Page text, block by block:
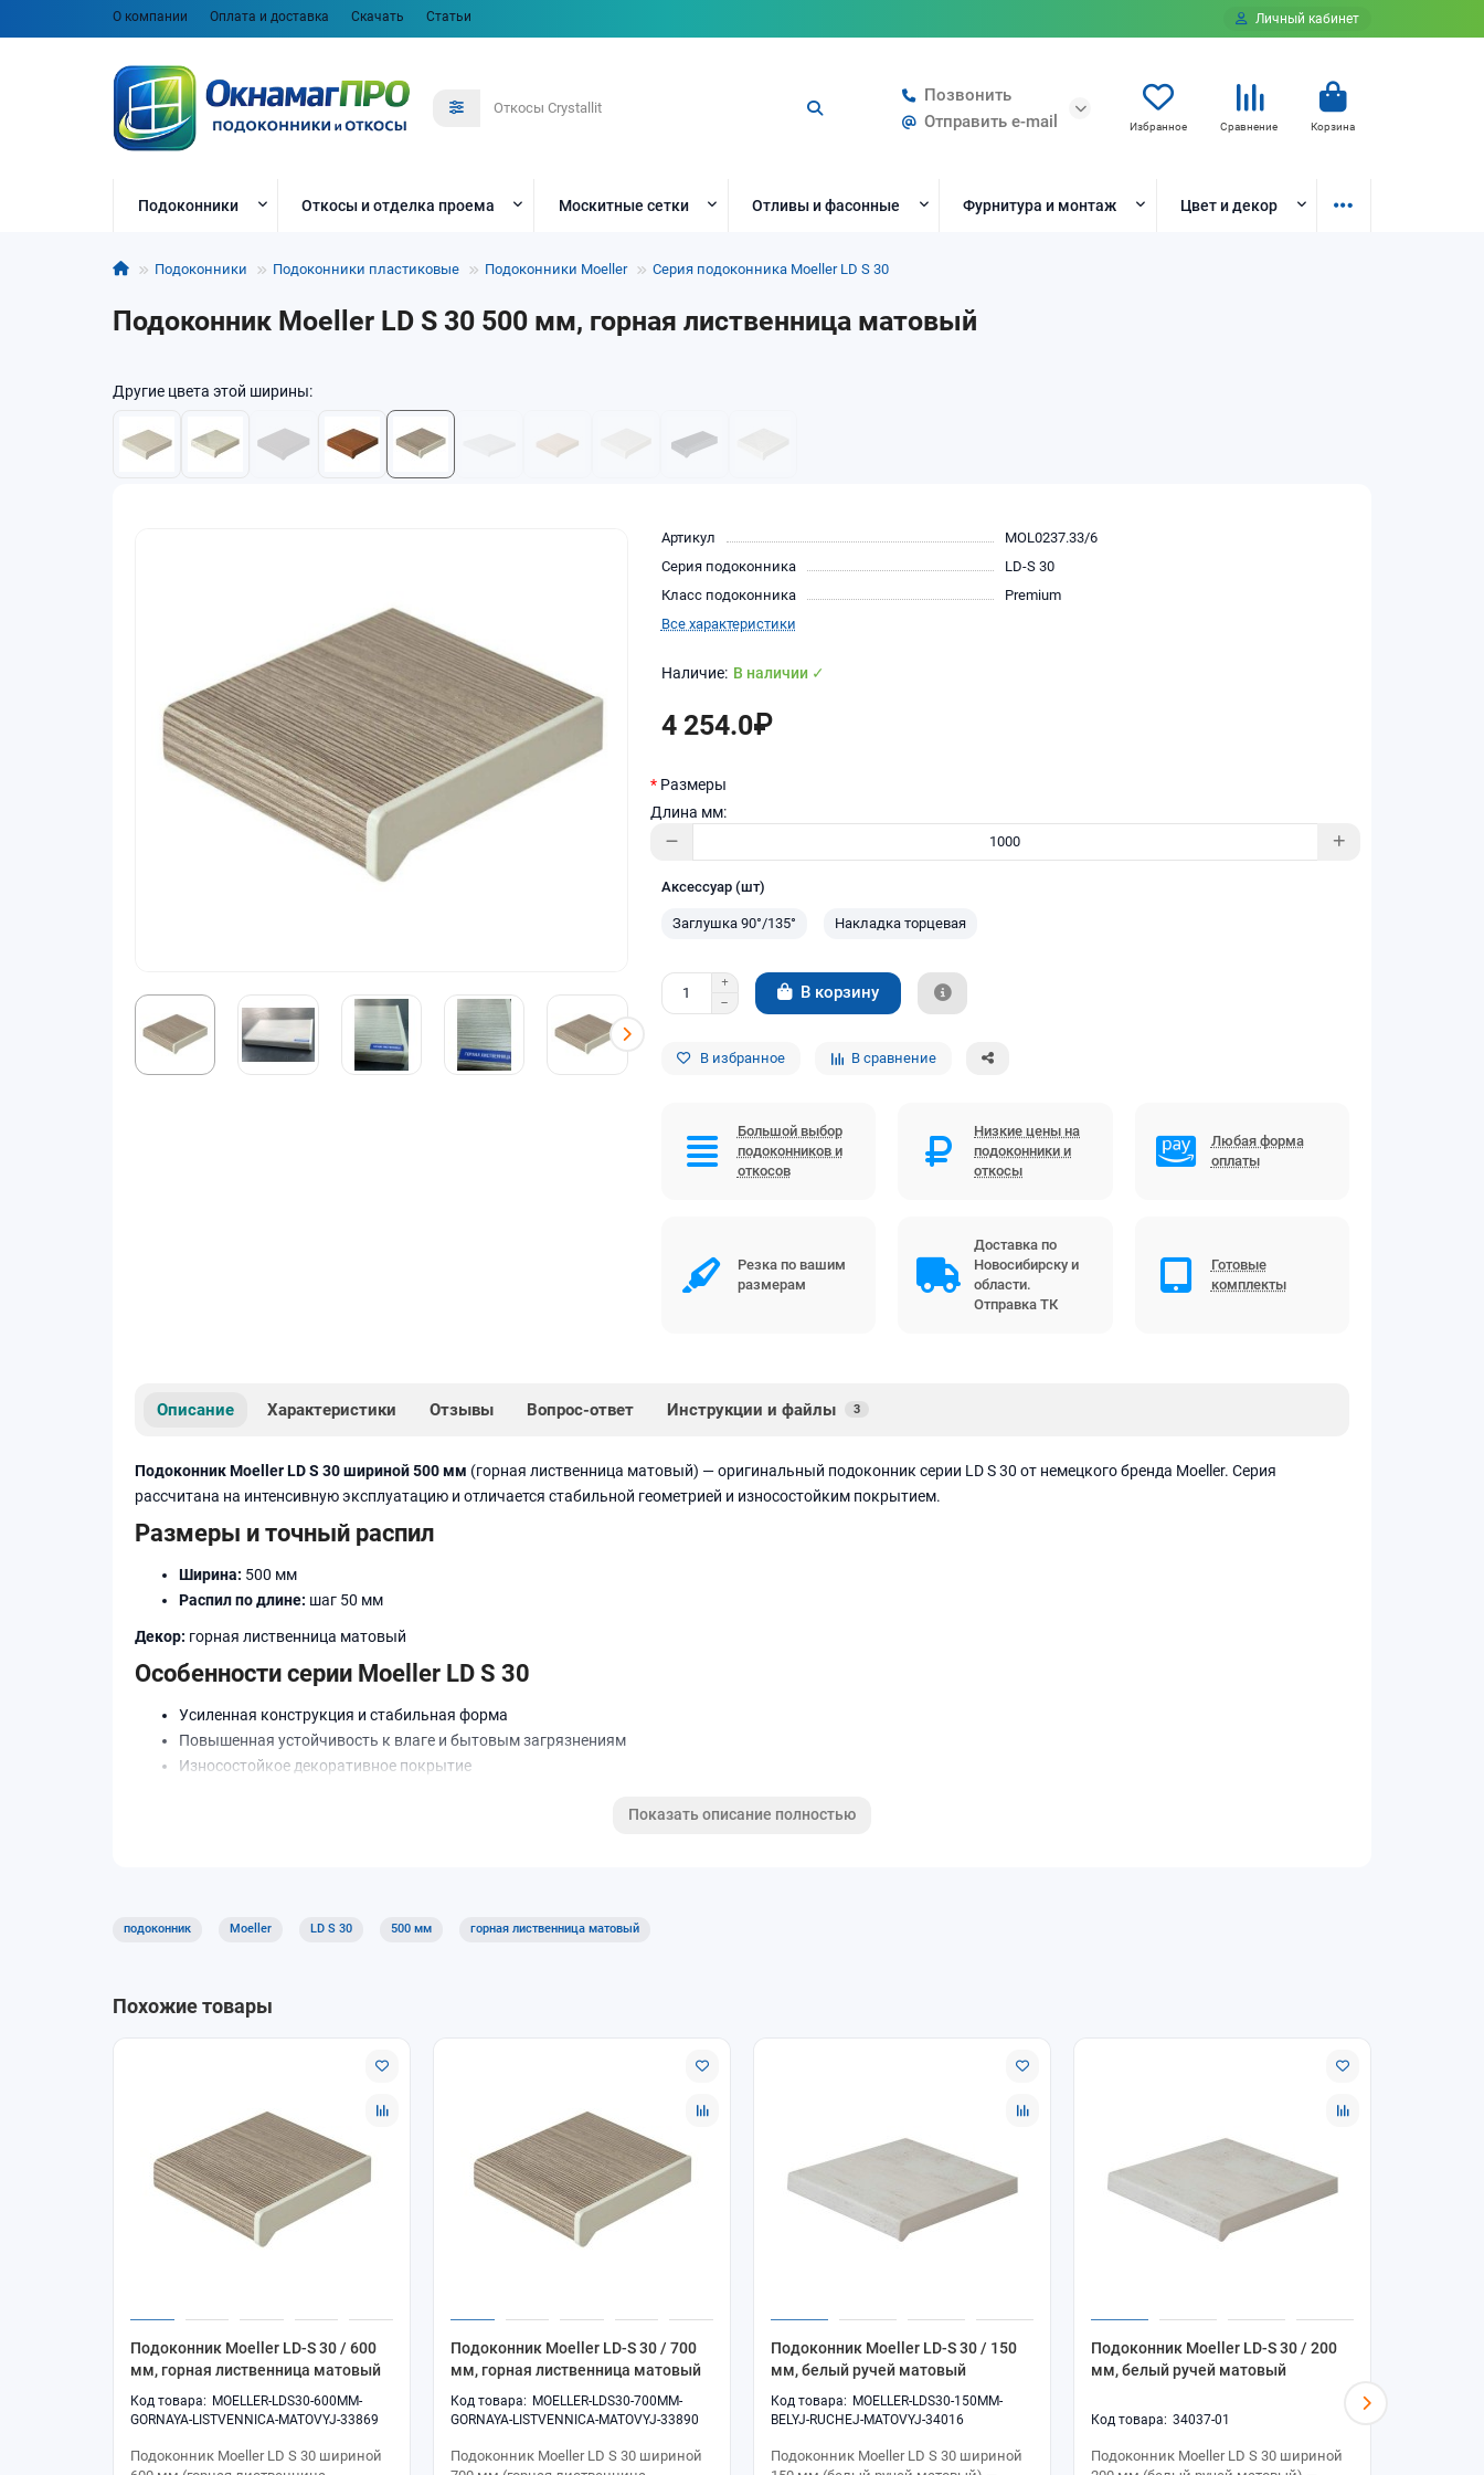
О компании Оплата и доставка Скачать Статьи Личный кабинет
Позвонить
Отправить e-mail
Избранное Сравнение Корзина
Подоконники Откосы и отделка проема Москитные сетки Отливы и фасонные Фурнитура и монтаж Цвет и декор
Подоконники Подоконники пластиковые Подоконники Moeller Серия подоконника Moeller LD S 30
Подоконник Moeller LD S 30 500 мм, горная лиственница матовый
Другие цвета этой ширины:
Артикул
MOL0237.33/6
Серия подоконника
LD-S 30
Класс подоконника
Premium
Все характеристики
В наличии ✓
4 254.0₽
Размеры
Длина мм:
Аксессуар (шт)
Заглушка 90°/135° Накладка торцевая
В корзину
В избранное В сравнение
Большой выбор
подоконников и
откосов
Низкие цены на
подоконники и
откосы
Любая форма
оплаты
Резка по вашим
размерам
Доставка по
Новосибирску и
области.
Отправка ТК
Готовые
комплекты
Описание Характеристики Отзывы Вопрос-ответ Инструкции и файлы 3
Подоконник Moeller LD S 30 шириной 500 мм (горная лиственница матовый) — оригинальный подоконник серии LD S 30 от немецкого бренда Moeller. Серия
рассчитана на интенсивную эксплуатацию и отличается стабильной геометрией и износостойким покрытием.
Размеры и точный распил
Ширина: 500 мм
Распил по длине: шаг 50 мм
Декор: горная лиственница матовый
Особенности серии Moeller LD S 30
Усиленная конструкция и стабильная форма
Повышенная устойчивость к влаге и бытовым загрязнениям
Износостойкое декоративное покрытие
Подберите декор под интерьер и профиль окна
Доступны самовывоз и доставка. Консультация по подбору серии LD S 30 — при оформлении заказа в ОкнамагПРО.
Показать описание полностью
подоконник Moeller LD S 30 500 мм горная лиственница матовый
Похожие товары
Подоконник Moeller LD-S 30 / 600
мм, горная лиственница матовый
MOELLER-LDS30-600MM-
GORNAYA-LISTVENNICA-MATOVYJ-33869
Подоконник Moeller LD S 30 шириной
Подоконник Moeller LD-S 30 / 700
мм, горная лиственница матовый
MOELLER-LDS30-700MM-
GORNAYA-LISTVENNICA-MATOVYJ-33890
Подоконник Moeller LD S 30 шириной
Подоконник Moeller LD-S 30 / 150
мм, белый ручей матовый
MOELLER-LDS30-150MM-
BELYJ-RUCHEJ-MATOVYJ-34016
Подоконник Moeller LD S 30 шириной
Подоконник Moeller LD-S 30 / 200
мм, белый ручей матовый
34037-01
Подоконник Moeller LD S 30 шириной